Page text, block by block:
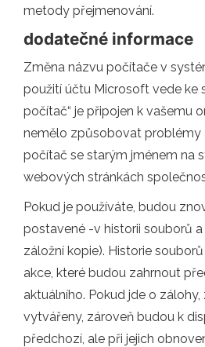
metody přejmenování.
dodatečné informace
Změna názvu počítače v
použití účtu Microsoft vede ke
počítač“ je připojen k vašemu
nemělo způsobovat problémy
počítač se starým jménem na
webových stránkách
Pokud je používáte, budou
postavené -v historii souborů
záložní kopie). Historie
akce, které budou zahrnout
aktuálního. Pokud jde o
vytvářeny, zároveň budou k
předchozí, ale při jejich